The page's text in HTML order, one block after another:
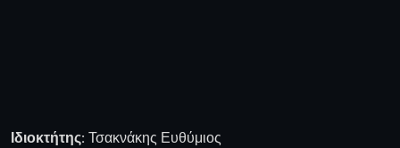
Ιδιοκτήτης: Τσακνάκης Ευθύμιος